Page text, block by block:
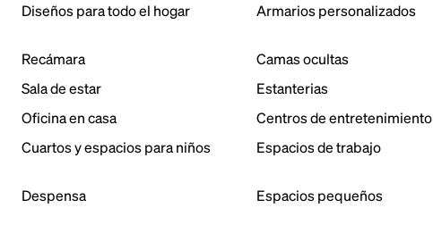
Diseños para todo el hogar Armarios personalizados
Recámara
Camas ocultas
Sala de estar
Estanterias
Oficina en casa
Centros de entretenimiento
Cuartos y espacios para niños
Espacios de trabajo
Despensa
Espacios pequeños